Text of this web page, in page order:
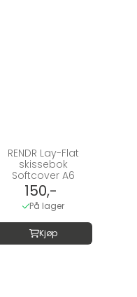
RENDR Lay-Flat
skissebok
Softcover A6
150,-
På lager
Kjøp